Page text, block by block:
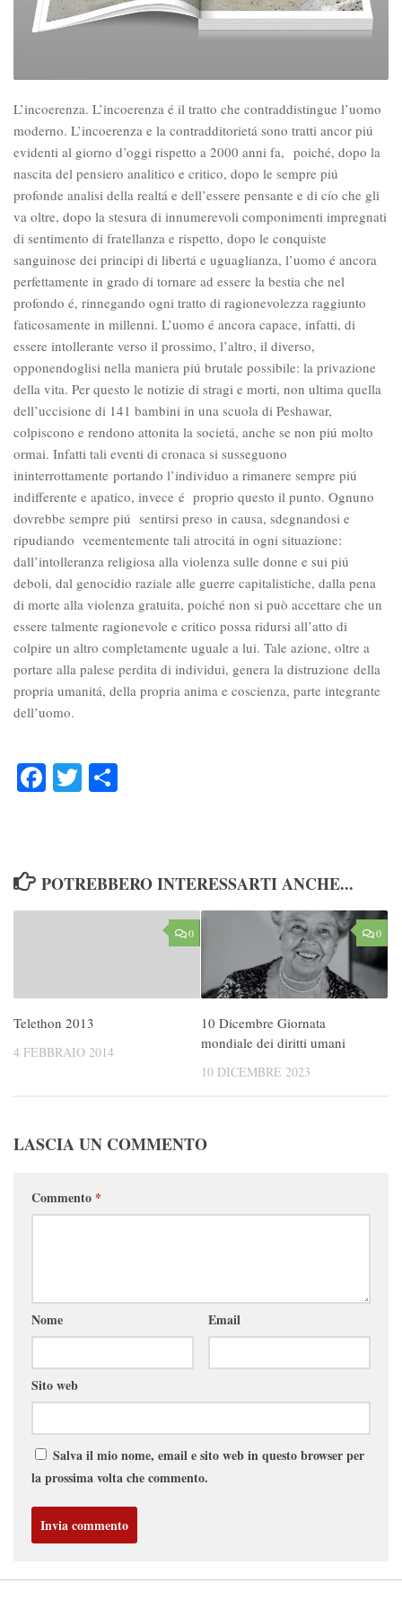
L’incoerenza. L’incoerenza é il tratto che contraddistingue l’uomo
moderno. L’incoerenza e la contradditorietá sono tratti ancor piú
evidenti al giorno d’oggi rispetto a 2000 anni fa, poiché, dopo la
nascita del pensiero analitico e critico, dopo le sempre piú
profonde analisi della realtá e dell’essere pensante e di cío che gli
va oltre, dopo la stesura di innumerevoli componimenti impregnati
di sentimento di fratellanza e rispetto, dopo le conquiste
sanguinose dei principi di libertá e uguaglianza, l’uomo é ancora
perfettamente in grado di tornare ad essere la bestia che nel
profondo é, rinnegando ogni tratto di ragionevolezza raggiunto
faticosamente in millenni. L’uomo é ancora capace, infatti, di
essere intollerante verso il prossimo, l’altro, il diverso,
opponendoglisi nella maniera piú brutale possibile: la privazione
della vita. Per questo le notizie di stragi e morti, non ultima quella
dell’uccisione di 141 bambini in una scuola di Peshawar,
colpiscono e rendono attonita la societá, anche se non piú molto
ormai. Infatti tali eventi di cronaca si susseguono
ininterrottamente portando l’individuo a rimanere sempre piú
indifferente e apatico, invece é proprio questo il punto. Ognuno
dovrebbe sempre piú sentirsi preso in causa, sdegnandosi e
ripudiando veementemente tali atrocitá in ogni situazione:
dall’intolleranza religiosa alla violenza sulle donne e sui piú
deboli, dal genocidio raziale alle guerre capitalistiche, dalla pena
di morte alla violenza gratuita, poiché non si può accettare che un
essere talmente ragionevole e critico possa ridursi all’atto di
colpire un altro completamente uguale a lui. Tale azione, oltre a
portare alla palese perdita di individui, genera la distruzione della
propria umanitá, della propria anima e coscienza, parte integrante
dell’uomo.
FacebookTwitter
POTREBBERO INTERESSARTI ANCHE...
0
Telethon 2013
4 FEBBRAIO 2014
0
10 Dicembre Giornata
mondiale dei diritti umani
10 DICEMBRE 2023
LASCIA UN COMMENTO
Commento *
Nome Email
Sito web
Salva il mio nome, email e sito web in questo browser per
la prossima volta che commento.